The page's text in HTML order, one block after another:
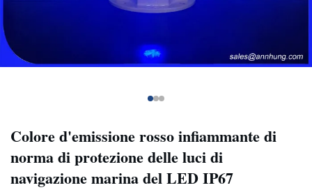
Colore d'emissione rosso infiammante di
norma di protezione delle luci di
navigazione marina del LED IP67